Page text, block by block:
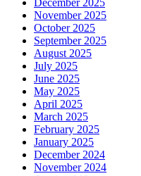
November 2025
October 2025
September 2025
August 2025
July 2025
June 2025
May 2025
April 2025
March 2025
February 2025
January 2025
December 2024
November 2024